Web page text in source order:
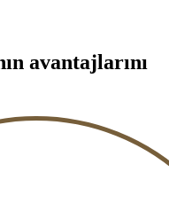
avantajlarını